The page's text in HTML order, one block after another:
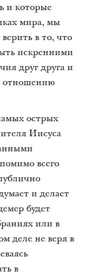
и которые
мира, мы
в то, что
искренними
друг друга и
отношению
острых
Иисуса
всего
и делает
будет
или в
деле не веря в
в